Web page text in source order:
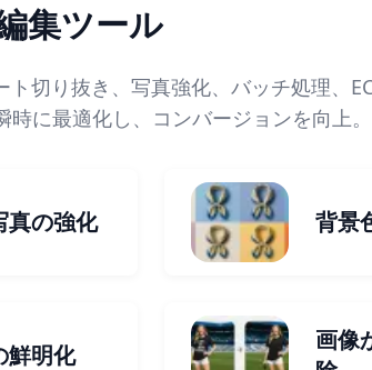
集ツール
切り抜き、写真強化、バッチ処理、
に最適化し、コンバージョンを向上。
真の強化 背景
鮮明化
画像